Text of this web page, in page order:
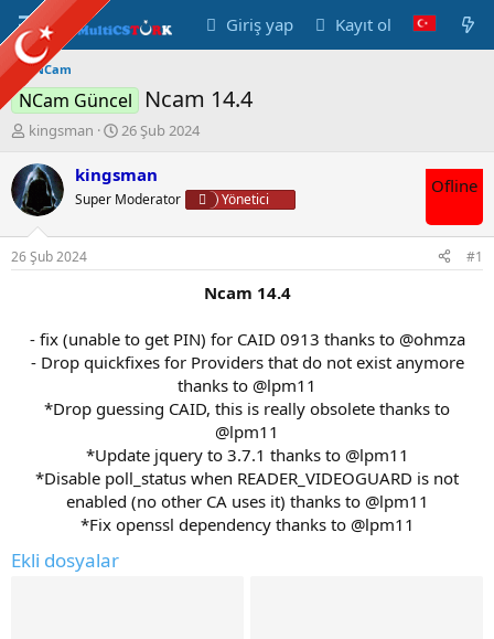
Giriş yap Kayıt ol
NCam
NCam Güncel Ncam 14.4
K
n
u
y
u
B
a
t
a
kingsman
B
ş
a
ı
i
i
26 Şub 2024
kingsman
Super Moderator Yönetici
Ofline
26 Şub 2024 #1
Ncam 14.4
- fix (unable to get PIN) for CAID 0913 thanks to @ohmza
- Drop quickfixes for Providers that do not exist anymore
thanks to @lpm11
*Drop guessing CAID, this is really obsolete thanks to
@lpm11
*Update jquery to 3.7.1 thanks to @lpm11
*Disable poll_status when READER_VIDEOGUARD is not
enabled (no other CA uses it) thanks to @lpm11
*Fix openssl dependency thanks to @lpm11​
Ekli dosyalar